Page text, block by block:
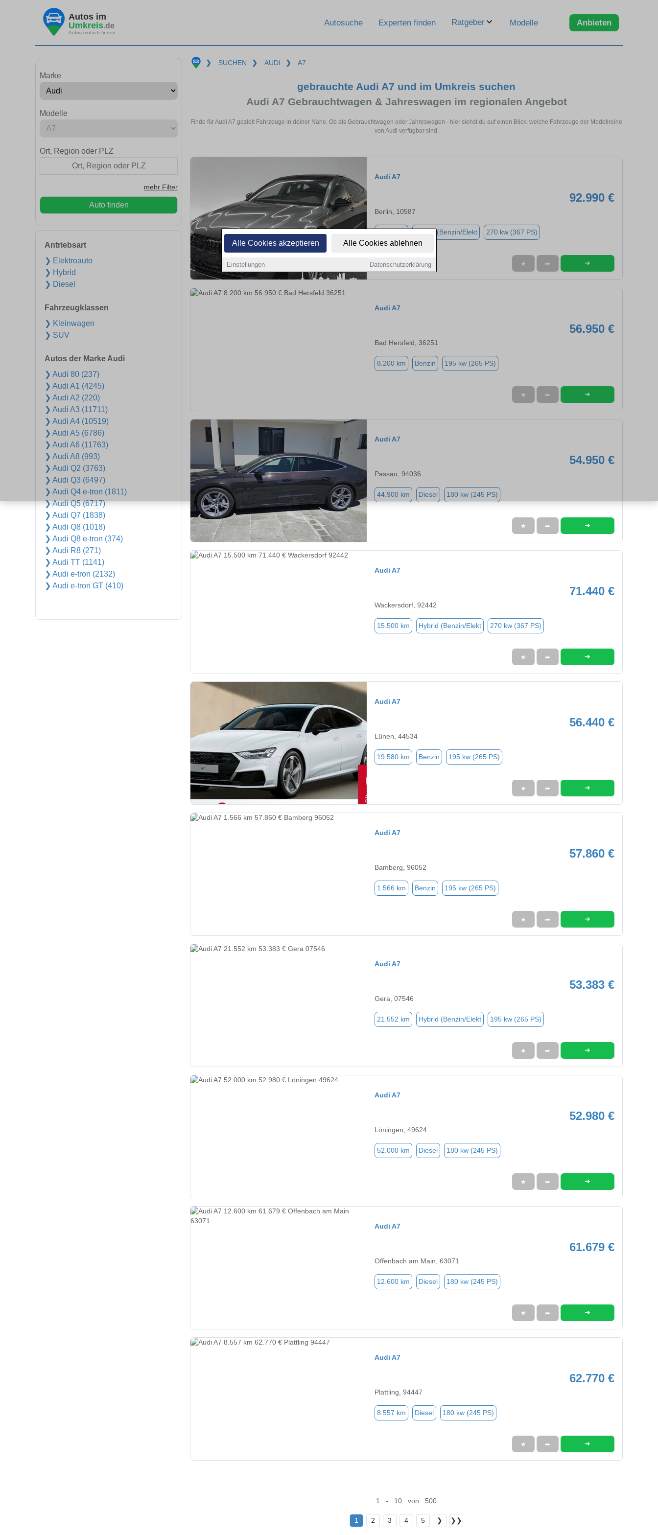
Alle Cookies akzeptieren Alle Cookies ablehnen
Einstellungen Datenschutzerklärung
Autos im
Umkreis.de
Autos einfach finden
Autosuche Experten finden Ratgeber Modelle Anbieten
Marke
Modelle
Ort, Region oder PLZ
mehr Filter
Auto finden
Antriebsart
❯ Elektroauto
❯ Hybrid
❯ Diesel
Fahrzeugklassen
❯ Kleinwagen
❯ SUV
Autos der Marke Audi
❯ Audi 80 (237)
❯ Audi A1 (4245)
❯ Audi A2 (220)
❯ Audi A3 (11711)
❯ Audi A4 (10519)
❯ Audi A5 (6786)
❯ Audi A6 (11763)
❯ Audi A8 (993)
❯ Audi Q2 (3763)
❯ Audi Q3 (6497)
❯ Audi Q4 e-tron (1811)
❯ Audi Q5 (6717)
❯ Audi Q7 (1838)
❯ Audi Q8 (1018)
❯ Audi Q8 e-tron (374)
❯ Audi R8 (271)
❯ Audi TT (1141)
❯ Audi e-tron (2132)
❯ Audi e-tron GT (410)
❯ SUCHEN ❯ AUDI ❯ A7
gebrauchte Audi A7 und im Umkreis suchen
Audi A7 Gebrauchtwagen & Jahreswagen im regionalen Angebot
Finde für Audi A7 gezielt Fahrzeuge in deiner Nähe. Ob als Gebrauchtwagen oder Jahreswagen - hier siehst du auf einen Blick, welche Fahrzeuge der Modellreihe
von Audi verfügbar sind.
Audi A7
92.990 €
Berlin, 10587
Hybrid (Benzin/Elekt 270 kw (367 PS)
★ ➦ ➜
Audi A7
56.950 €
Bad Hersfeld, 36251
8.200 km Benzin 195 kw (265 PS)
★ ➦ ➜
Audi A7
54.950 €
Passau, 94036
44.900 km Diesel 180 kw (245 PS)
★ ➦ ➜
Audi A7
71.440 €
Wackersdorf, 92442
15.500 km Hybrid (Benzin/Elekt 270 kw (367 PS)
★ ➦ ➜
Audi A7
56.440 €
Lünen, 44534
19.580 km Benzin 195 kw (265 PS)
★ ➦ ➜
Audi A7
57.860 €
Bamberg, 96052
1.566 km Benzin 195 kw (265 PS)
★ ➦ ➜
Audi A7
53.383 €
Gera, 07546
21.552 km Hybrid (Benzin/Elekt 195 kw (265 PS)
★ ➦ ➜
Audi A7
52.980 €
Löningen, 49624
52.000 km Diesel 180 kw (245 PS)
★ ➦ ➜
Audi A7
61.679 €
Offenbach am Main, 63071
12.600 km Diesel 180 kw (245 PS)
★ ➦ ➜
Audi A7
62.770 €
Plattling, 94447
8.557 km Diesel 180 kw (245 PS)
★ ➦ ➜
1 - 10 von 500
1 2 3 4 5 ❯ ❯❯